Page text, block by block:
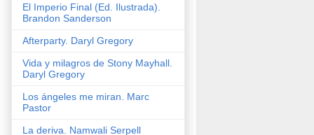
El Imperio Final (Ed. Ilustrada).
Brandon Sanderson
Afterparty. Daryl Gregory
Vida y milagros de Stony Mayhall.
Daryl Gregory
Los ángeles me miran. Marc
Pastor
La deriva. Namwali Serpell